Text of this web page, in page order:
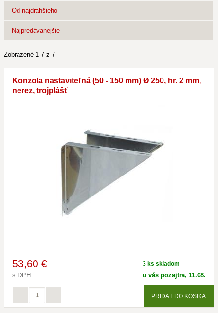
Od najdrahšieho
Najpredávanejšie
Zobrazené 1-7 z 7
Konzola nastaviteľná (50 - 150 mm) Ø 250, hr. 2 mm,
nerez, trojplášť
53,60 €
s DPH
3 ks skladom
u vás pozajtra, 11.08.
PRIDAŤ DO KOŠÍKA